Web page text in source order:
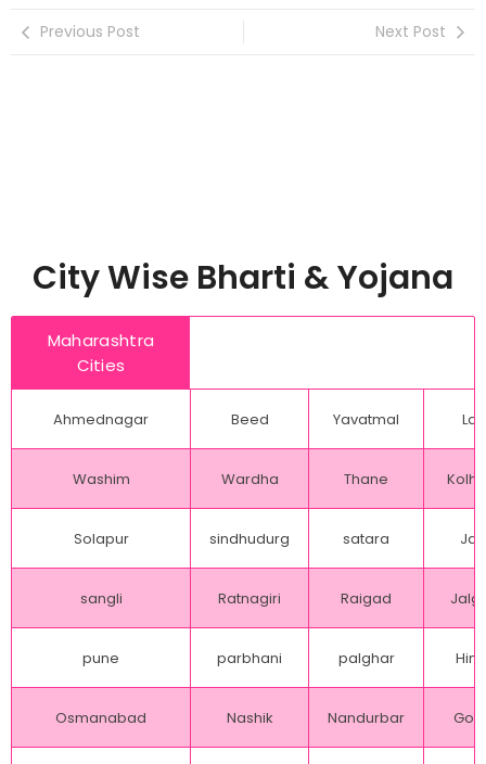
Previous Post Next Post
City Wise Bharti & Yojana
Maharashtra
Cities
Ahmednagar Beed Yavatmal
Washim Wardha Thane
Solapur sindhudurg satara
sangli Ratnagiri Raigad
pune parbhani palghar
Osmanabad Nashik Nandurbar